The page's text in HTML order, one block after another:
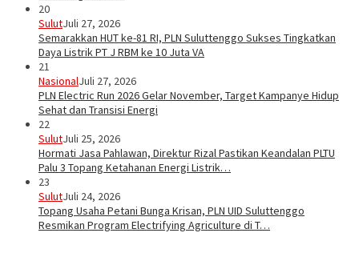
20
SulutJuli 27, 2026
Semarakkan HUT ke-81 RI, PLN Suluttenggo Sukses Tingkatkan
Daya Listrik PT J RBM ke 10 Juta VA
21
NasionalJuli 27, 2026
PLN Electric Run 2026 Gelar November, Target Kampanye Hidup
Sehat dan Transisi Energi
22
SulutJuli 25, 2026
Hormati Jasa Pahlawan, Direktur Rizal Pastikan Keandalan PLTU
Palu 3 Topang Ketahanan Energi Listrik…
23
SulutJuli 24, 2026
Topang Usaha Petani Bunga Krisan, PLN UID Suluttenggo
Resmikan Program Electrifying Agriculture di T…